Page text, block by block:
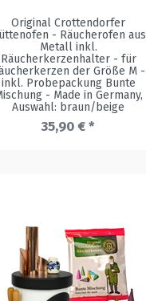
Original Crottendorfer
- Räucherofen aus
Metall inkl.
Räucherkerzenhalter - für
der Größe M -
inkl. Probepackung Bunte
- Made in Germany,
Auswahl: braun/beige
35,90 € *